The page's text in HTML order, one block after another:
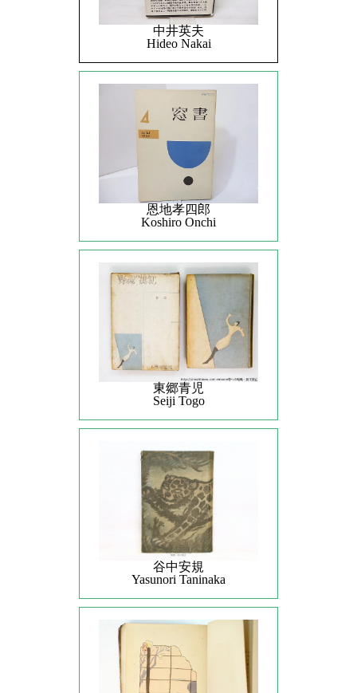
中井英夫
Hideo Nakai
恩地孝四郎
Koshiro Onchi
東郷青児
Seiji Togo
谷中安規
Yasunori Taninaka